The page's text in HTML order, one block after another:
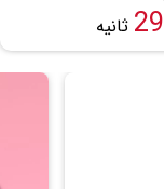
28 ثانیه